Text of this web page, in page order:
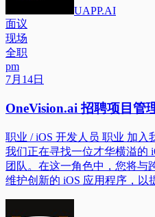
UAPP.AI
面议
现场
全职
pm
7月14日
OneVision.ai 招聘项目管
职业 / iOS 开发人员 职业 加入
我们正在寻找一位才华横溢的
团队。在这一角色中，您将与
维护创新的 iOS 应用程序，以